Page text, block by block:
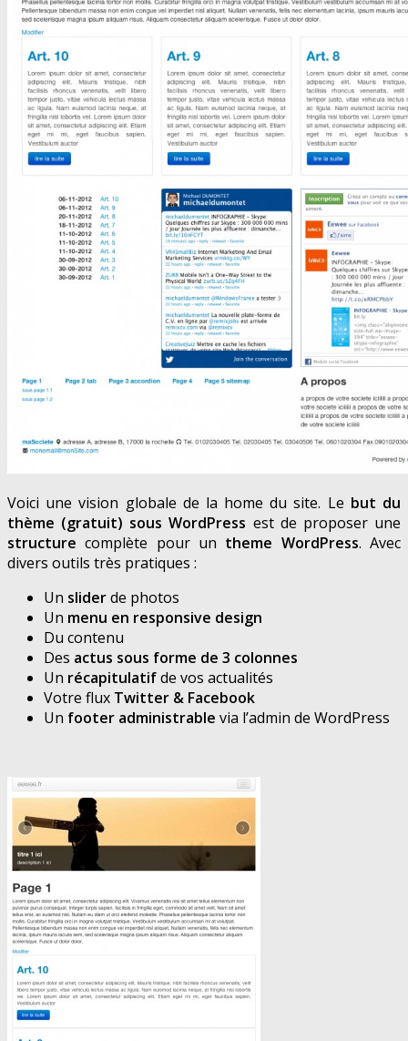
Voici une vision globale de la home du site. Le but du
thème (gratuit) sous WordPress est de proposer une
structure complète pour un theme WordPress. Avec
divers outils très pratiques :
Un sliderde photos
Un menu en responsive design
Du contenu
Des actus sous forme de 3 colonnes
Un récapitulatifde vos actualités
Votre flux Twitter & Facebook
Un footer administrable via l’admin de WordPress